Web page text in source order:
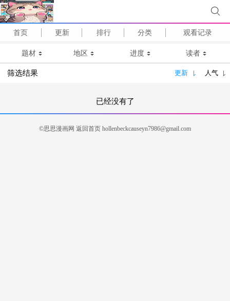
首页 更新 排行 分类 观看记录
题材 地区 进度 读者
筛选结果 人气
更新
已经没有了
©思思漫画网 返回首页 hollenbeckcauseyn7986@gmail.com